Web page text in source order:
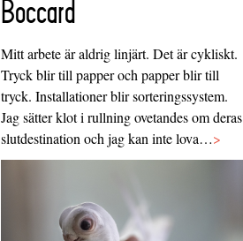
Boccard
Mitt arbete är aldrig linjärt. Det är cykliskt.
Tryck blir till papper och papper blir till
tryck. Installationer blir sorteringssystem.
Jag sätter klot i rullning ovetandes om deras
slutdestination och jag kan inte lova…>